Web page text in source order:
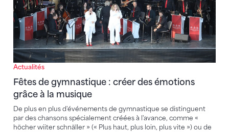
Actualités
Fêtes de gymnastique : créer des émotions
grâce à la musique
De plus en plus d'événements de gymnastique se distinguent
par des chansons spécialement créées à l'avance, comme «
höcher wiiter schnäller » (« Plus haut, plus loin, plus vite ») ou de